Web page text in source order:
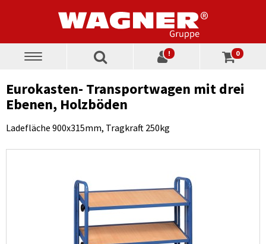
Toggle
! 0
Eurokasten- Transportwagen mit drei
Ebenen, Holzböden
Ladefläche 900x315mm, Tragkraft 250kg